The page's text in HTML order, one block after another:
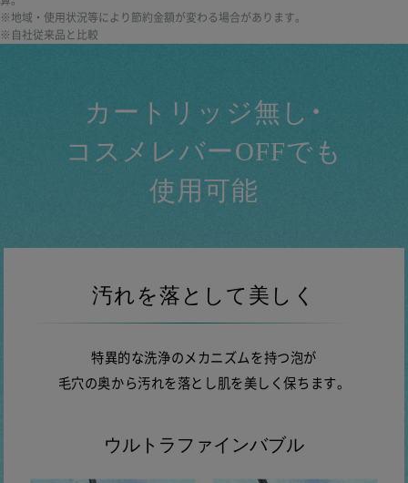
※地域・使用状況等により節約金額が変わる場合があります。
※自社従来品と比較
カートリッジ無し・
コスメレバーOFFでも
使用可能
汚れを落として美しく
特異的な洗浄のメカニズムを持つ泡が
毛穴の奥から汚れを落とし肌を美しく保ちます。
ウルトラファインバブル